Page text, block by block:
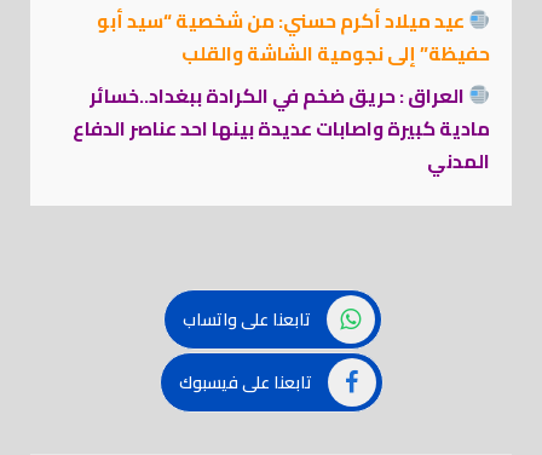
عيد ميلاد أكرم حسني: من شخصية “سيد أبو
حفيظة” إلى نجومية الشاشة والقلب
العراق : حريق ضخم في الكرادة ببغداد..خسائر
مادية كبيرة واصابات عديدة بينها احد عناصر الدفاع
المدني
تابعنا على واتساب
تابعنا على فيسبوك